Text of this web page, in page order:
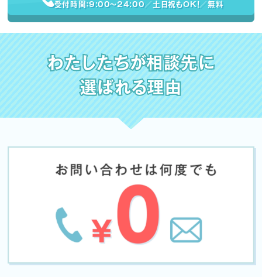
受付時間：9:00〜24:00／土日祝もOK！／無料
わたしたちが相談先に
選ばれる理由